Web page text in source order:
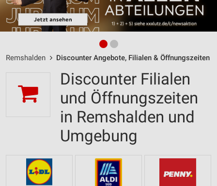
Remshalden Discounter Angebote, Filialen & Öffnungszeiten
Discounter Filialen
und Öffnungszeiten
in Remshalden und
Umgebung